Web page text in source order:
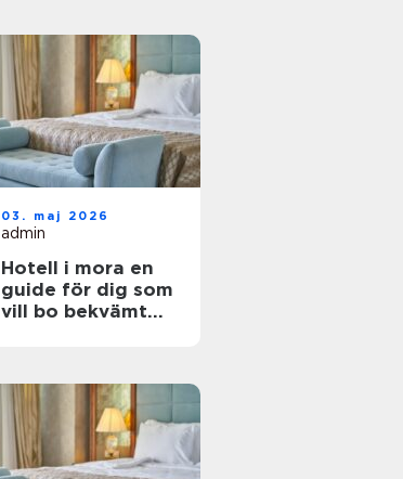
03. maj 2026
admin
Hotell i mora en
guide för dig som
vill bo bekvämt